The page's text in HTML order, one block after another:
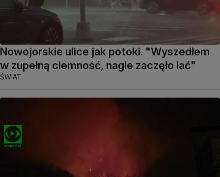
Nowojorskie ulice jak potoki. "Wyszedłem
w zupełną ciemność, nagle zaczęło lać"
ŚWIAT